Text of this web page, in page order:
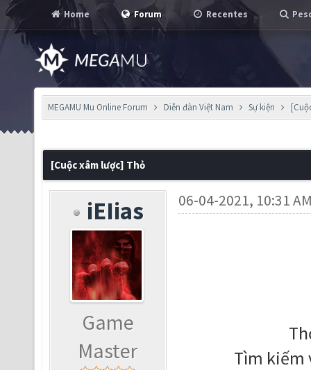
Home Forum Recentes
MEGAMU Mu Online Forum Diễn đàn Việt Nam Sự kiện
[Cuộc xâm lược] Thỏ
iEIias
Game
Master
06-04-2021, 10:31
Tìm kiếm